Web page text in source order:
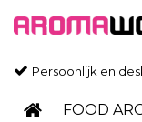
Persoonlijk en
FOOD